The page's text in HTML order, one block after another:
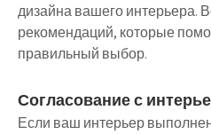
дизайна вашего интерьера.
рекомендаций, которые
правильный выбор.
Согласование с
Если ваш интерьер